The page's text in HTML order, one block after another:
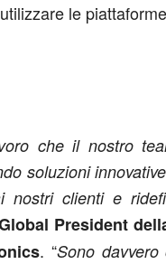
le
che il nostro
soluzioni
nostri clienti e
President
. “Sono